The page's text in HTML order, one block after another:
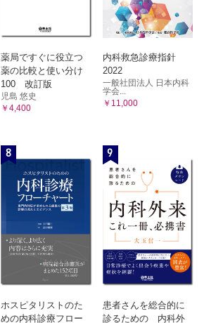
薬局ですぐに役立つ
薬の比較と使い分け
100 改訂版
児島 悠史
￥4,400
内科救急診療指針
2022
一般社団法人 日本内科
学会...
￥11,000
8
ホスピタリストのた
めの内科診療フロー
9
患者さんを総合的に
診るための 内科外